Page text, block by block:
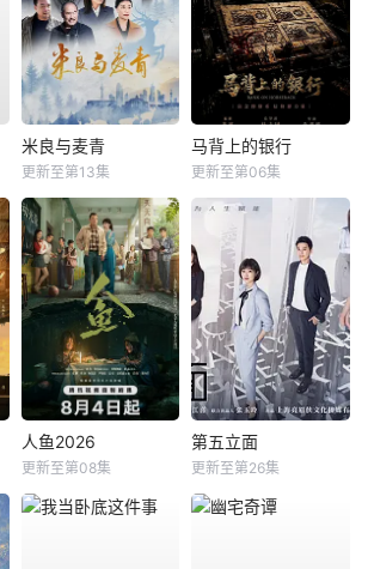
米良与麦青
更新至第13集
马背上的银行
更新至第06集
人鱼2026
更新至第08集
第五立面
更新至第26集